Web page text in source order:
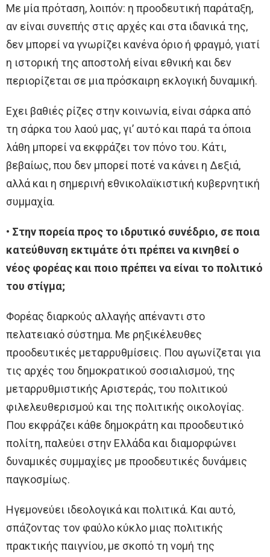
Με μία πρόταση, λοιπόν: η προοδευτική παράταξη,
αν είναι συνεπής στις αρχές και στα ιδανικά της,
δεν μπορεί να γνωρίζει κανένα όριο ή φραγμό, γιατί
η ιστορική της αποστολή είναι εθνική και δεν
περιορίζεται σε μια πρόσκαιρη εκλογική δυναμική.
Εχει βαθιές ρίζες στην κοινωνία, είναι σάρκα από
τη σάρκα του λαού μας, γι’ αυτό και παρά τα όποια
λάθη μπορεί να εκφράζει τον πόνο του. Κάτι,
βεβαίως, που δεν μπορεί ποτέ να κάνει η Δεξιά,
αλλά και η σημερινή εθνικολαϊκιστική κυβερνητική
συμμαχία.
• Στην πορεία προς το ιδρυτικό συνέδριο, σε ποια
κατεύθυνση εκτιμάτε ότι πρέπει να κινηθεί ο
νέος φορέας και ποιο πρέπει να είναι το πολιτικό
του στίγμα;
Φορέας διαρκούς αλλαγής απέναντι στο
πελατειακό σύστημα. Με ρηξικέλευθες
προοδευτικές μεταρρυθμίσεις. Που αγωνίζεται για
τις αρχές του δημοκρατικού σοσιαλισμού, της
μεταρρυθμιστικής Αριστεράς, του πολιτικού
φιλελευθερισμού και της πολιτικής οικολογίας.
Που εκφράζει κάθε δημοκράτη και προοδευτικό
πολίτη, παλεύει στην Ελλάδα και διαμορφώνει
δυναμικές συμμαχίες με προοδευτικές δυνάμεις
παγκοσμίως.
Ηγεμονεύει ιδεολογικά και πολιτικά. Και αυτό,
σπάζοντας τον φαύλο κύκλο μιας πολιτικής
πρακτικής παιγνίου, με σκοπό τη νομή της